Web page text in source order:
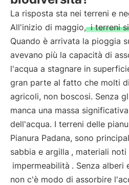
La risposta sta nei terreni e
All'inizio di maggio, i terreni
Quando è arrivata la pioggia
avevano più la capacità di
l'acqua a stagnare in
gran parte al fatto che molti
agricoli, non boscosi. Senza
manca una massa
dell'acqua. I terreni delle
Pianura Padana, sono
sabbia e argilla , materiali
impermeabilità . Senza alberi
non c'è modo di assorbire